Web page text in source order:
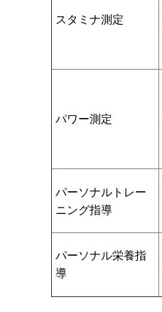
スタミナ測定
パワー測定
パーソナルトレー
ニング指導
パーソナル栄養指
導